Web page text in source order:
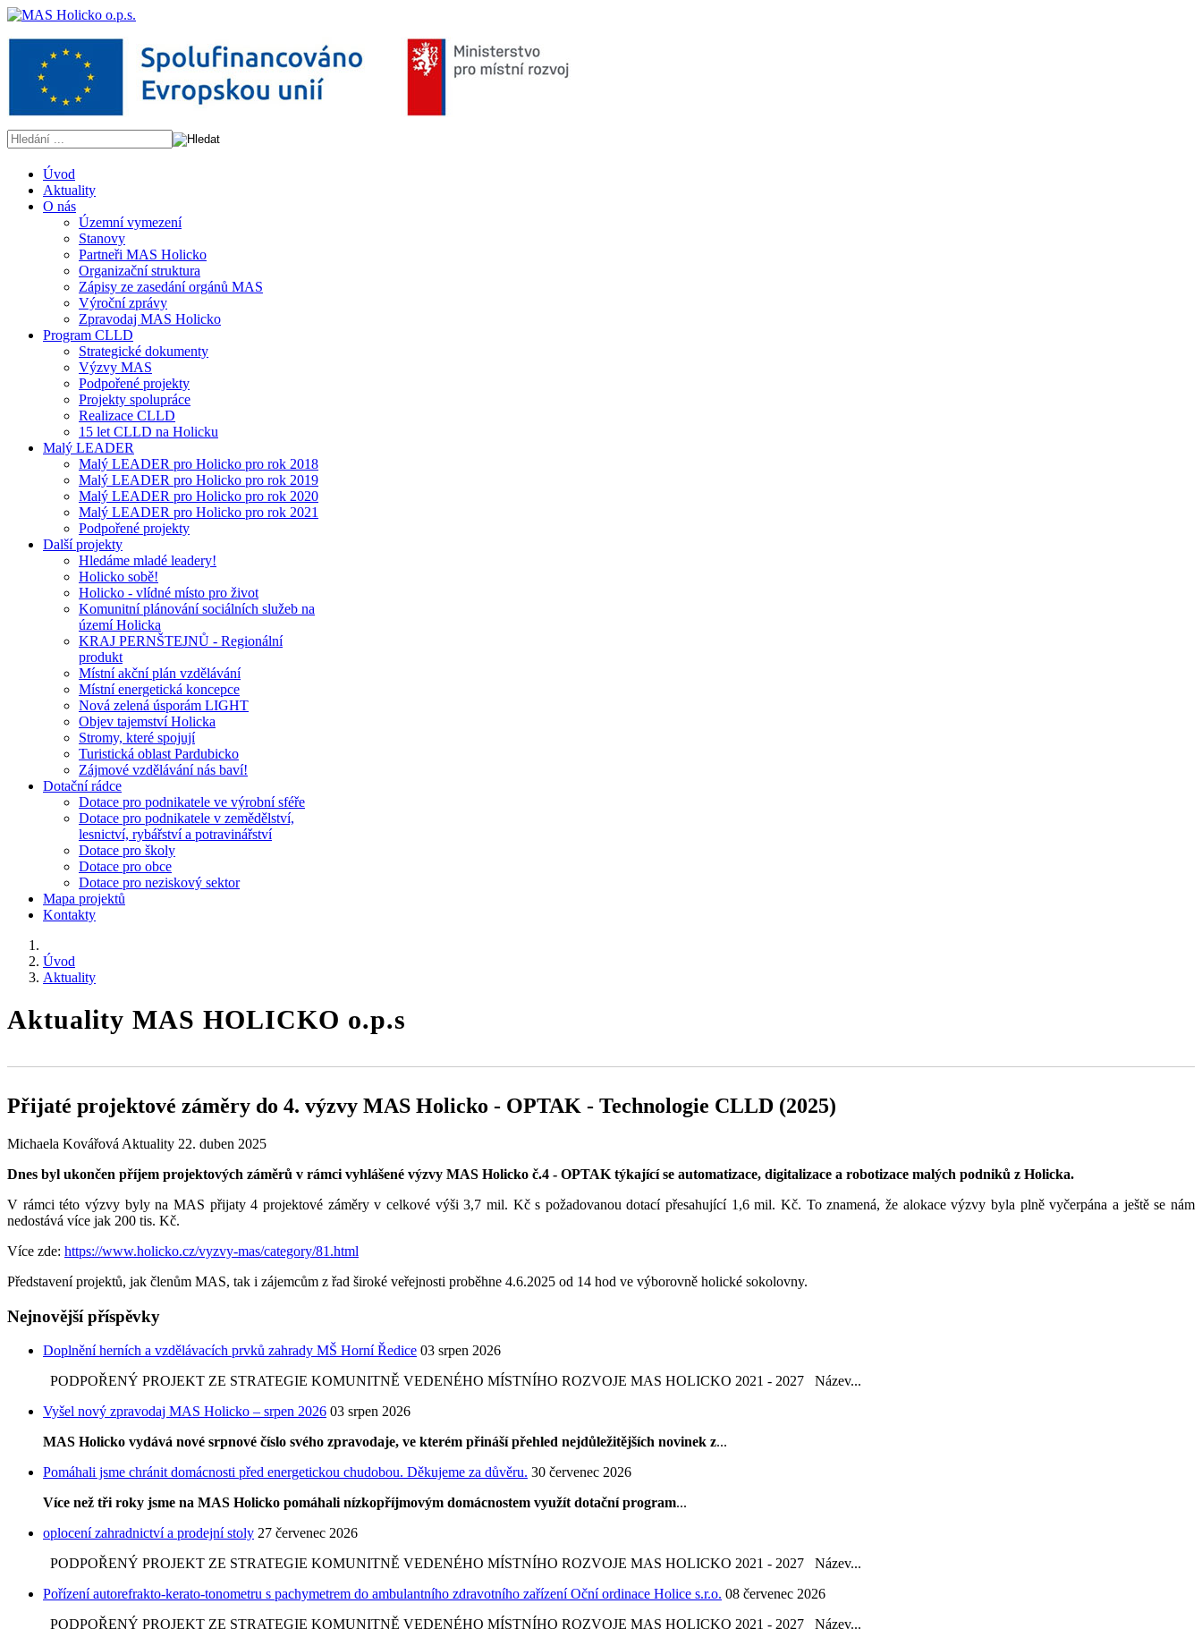
Úvod
Aktuality
O nás
Územní vymezení
Stanovy
Partneři MAS Holicko
Organizační struktura
Zápisy ze zasedání orgánů MAS
Výroční zprávy
Zpravodaj MAS Holicko
Program CLLD
Strategické dokumenty
Výzvy MAS
Podpořené projekty
Projekty spolupráce
Realizace CLLD
15 let CLLD na Holicku
Malý LEADER
Malý LEADER pro Holicko pro rok 2018
Malý LEADER pro Holicko pro rok 2019
Malý LEADER pro Holicko pro rok 2020
Malý LEADER pro Holicko pro rok 2021
Podpořené projekty
Další projekty
Hledáme mladé leadery!
Holicko sobě!
Holicko - vlídné místo pro život
Komunitní plánování sociálních služeb na
území Holicka
KRAJ PERNŠTEJNŮ - Regionální
produkt
Místní akční plán vzdělávání
Místní energetická koncepce
Nová zelená úsporám LIGHT
Objev tajemství Holicka
Stromy, které spojují
Turistická oblast Pardubicko
Zájmové vzdělávání nás baví!
Dotační rádce
Dotace pro podnikatele ve výrobní sféře
Dotace pro podnikatele v zemědělství,
lesnictví, rybářství a potravinářství
Dotace pro školy
Dotace pro obce
Dotace pro neziskový sektor
Mapa projektů
Kontakty
Úvod
Aktuality
Aktuality MAS HOLICKO o.p.s
Přijaté projektové záměry do 4. výzvy MAS Holicko - OPTAK - Technologie CLLD (2025)
Michaela Kovářová Aktuality 22. duben 2025
Dnes byl ukončen příjem projektových záměrů v rámci vyhlášené výzvy MAS Holicko č.4 - OPTAK týkající se automatizace, digitalizace a robotizace malých podniků z Holicka.
V rámci této výzvy byly na MAS přijaty 4 projektové záměry v celkové výši 3,7 mil. Kč s požadovanou dotací přesahující 1,6 mil. Kč. To znamená, že alokace výzvy byla plně vyčerpána a ještě se nám
nedostává více jak 200 tis. Kč.
Více zde: https://www.holicko.cz/vyzvy-mas/category/81.html
Představení projektů, jak členům MAS, tak i zájemcům z řad široké veřejnosti proběhne 4.6.2025 od 14 hod ve výborovně holické sokolovny.
Nejnovější příspěvky
Doplnění herních a vzdělávacích prvků zahrady MŠ Horní Ředice 03 srpen 2026
PODPOŘENÝ PROJEKT ZE STRATEGIE KOMUNITNĚ VEDENÉHO MÍSTNÍHO ROZVOJE MAS HOLICKO 2021 - 2027 Název...
Vyšel nový zpravodaj MAS Holicko – srpen 2026 03 srpen 2026
MAS Holicko vydává nové srpnové číslo svého zpravodaje, ve kterém přináší přehled nejdůležitějších novinek z...
Pomáhali jsme chránit domácnosti před energetickou chudobou. Děkujeme za důvěru. 30 červenec 2026
Více než tři roky jsme na MAS Holicko pomáhali nízkopříjmovým domácnostem využít dotační program...
oplocení zahradnictví a prodejní stoly 27 červenec 2026
PODPOŘENÝ PROJEKT ZE STRATEGIE KOMUNITNĚ VEDENÉHO MÍSTNÍHO ROZVOJE MAS HOLICKO 2021 - 2027 Název...
Pořízení autorefrakto-kerato-tonometru s pachymetrem do ambulantního zdravotního zařízení Oční ordinace Holice s.r.o. 08 červenec 2026
PODPOŘENÝ PROJEKT ZE STRATEGIE KOMUNITNĚ VEDENÉHO MÍSTNÍHO ROZVOJE MAS HOLICKO 2021 - 2027 Název...